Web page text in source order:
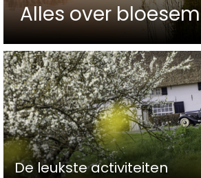
Alles over bloesem
De leukste activiteiten